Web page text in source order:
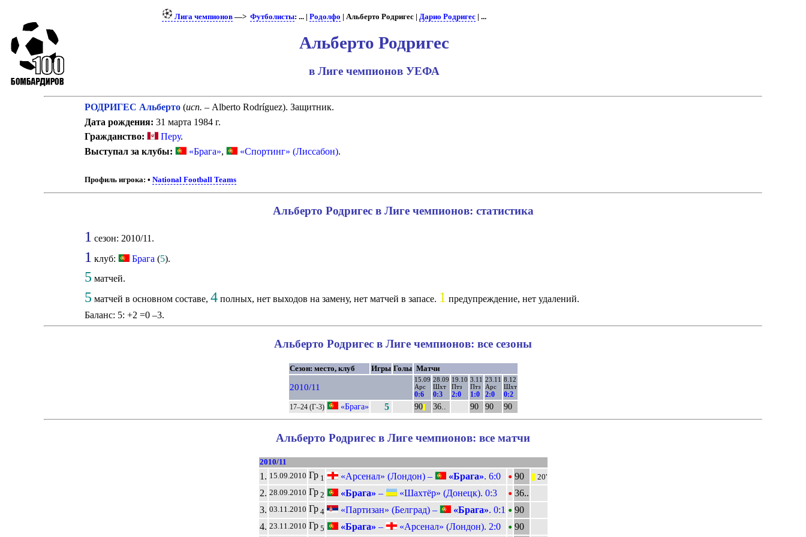
Лига чемпионов—> Футболисты: ... | Родолфо | Альберто Родригес | Дарио Родригес| ...
Альберто Родригес
в Лиге чемпионов УЕФА
РОДРИГЕС Альберто(исп. – Alberto Rodríguez). Защитник.
Дата рождения: 31 марта 1984 г.
Гражданство:
Перу.
Выступал за клубы:
«Брага», «Спортинг» (Лиссабон).
Профиль игрока: • National Football Teams
Альберто Родригес в Лиге чемпионов: статистика
1 сезон: 2010/11.
1 клуб: Брага (5).
5 матчей.
5 матчей в основном составе, 4полных, нет выходов на замену, нет матчей в запасе. 1 предупреждение, нет удалений.
Баланс: 5: +2 =0 –3.
Альберто Родригес в Лиге чемпионов: все сезоны
Сезон: место, клуб Игры Голы Матчи
2010/11
15.09
Арс
0:6
28.09
Шхт
0:3
19.10
Птз
2:0
3.11
Птз
1:0
23.11
Арс
2:0
8.12
Шхт
0:2
17–24 (Г-3) «Брага» 5 90|| 36.. 90 90 90
Альберто Родригес в Лиге чемпионов: все матчи
2010/11
1. 15.09.2010 Гр1 «Арсенал» (Лондон) – «Брага». 6:0 • 90 20'
2. 28.09.2010 Гр2 «Брага» – «Шахтёр» (Донецк). 0:3 • 36..
3. 03.11.2010 Гр4 «Партизан» (Белград) – «Брага». 0:1 • 90
4. 23.11.2010 Гр5 «Брага» – «Арсенал» (Лондон). 2:0 • 90